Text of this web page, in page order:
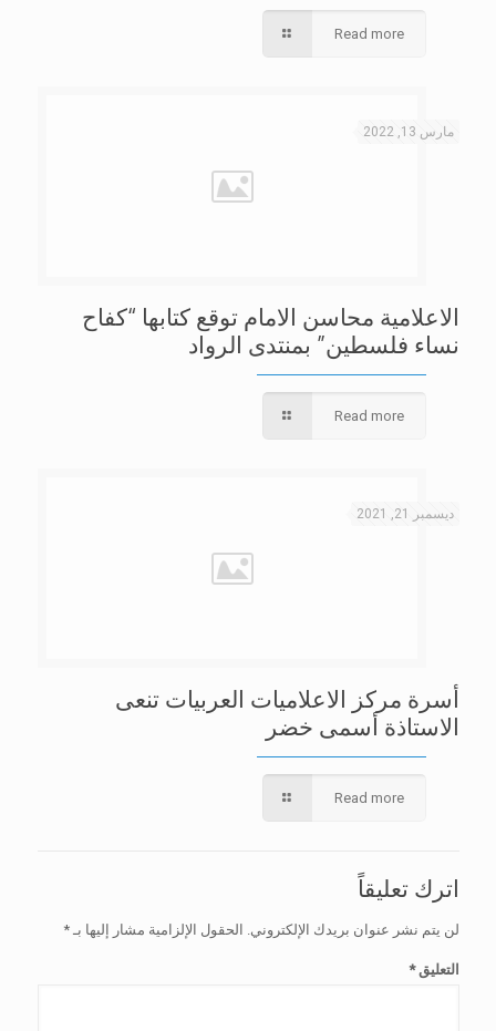
Read more
مارس 13, 2022
الاعلامية محاسن الامام توقع كتابها “كفاح
نساء فلسطين” بمنتدى الرواد
Read more
ديسمبر 21, 2021
أسرة مركز الاعلاميات العربيات تنعى
الاستاذة أسمى خضر
Read more
اترك تعليقاً
لن يتم نشر عنوان بريدك الإلكتروني. الحقول الإلزامية مشار إليها بـ*
التعليق*